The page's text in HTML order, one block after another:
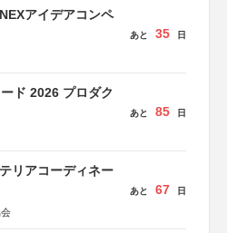
アイデアコンペ
あと 35 日
ド 2026 プロダク
あと 85 日
リアコーディネー
あと 67 日